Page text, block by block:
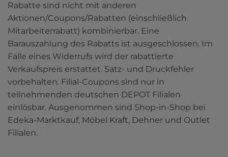
Rabatte sind nicht mit anderen
Aktionen/Coupons/Rabatten (einschließlich
Mitarbeiterrabatt) kombinierbar. Eine
Barauszahlung des Rabatts ist ausgeschlossen. Im
Falle eines Widerrufs wird der rabattierte
Verkaufspreis erstattet. Satz- und Druckfehler
vorbehalten. Filial-Coupons sind nur in
teilnehmenden deutschen DEPOT Filialen
einlösbar. Ausgenommen sind Shop-in-Shop bei
Edeka-Marktkauf, Möbel Kraft, Dehner und Outlet
Filialen.